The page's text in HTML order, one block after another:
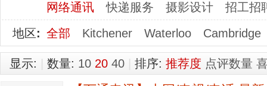
网络通讯
快递服务 摄影设计
招工招
地区: 全部 Kitchener Waterloo Cambridge
显示: 数量: 10 20 40 排序: 推荐度 点评数量